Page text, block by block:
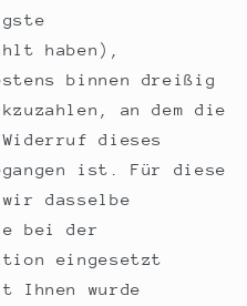
haben),
binnen dreißig
an dem die
dieses
ist. Für diese
wir dasselbe
bei der
eingesetzt
Ihnen wurde